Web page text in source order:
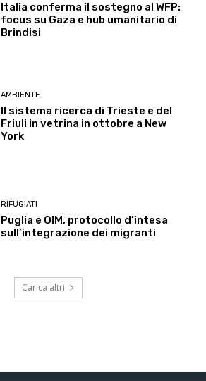
Italia conferma il sostegno al WFP:
focus su Gaza e hub umanitario di
Brindisi
AMBIENTE
Il sistema ricerca di Trieste e del
Friuli in vetrina in ottobre a New
York
RIFUGIATI
Puglia e OIM, protocollo d’intesa
sull’integrazione dei migranti
Carica altri